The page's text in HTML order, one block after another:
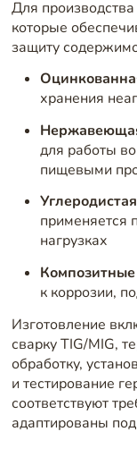
Для
которые
защиту
хранения
для работы
пищевыми
применяется
нагрузках
к коррозии,
Изготовление
сварку TIG/MIG,
обработку,
и тестирование
соответствуют
адаптированы